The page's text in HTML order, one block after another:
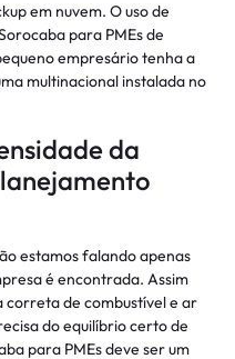
em nuvem. O uso de
para PMEs de
empresário tenha a
multinacional instalada no
da
estamos falando apenas
é encontrada. Assim
correta de combustível e ar
do equilíbrio certo de
para PMEs deve ser um